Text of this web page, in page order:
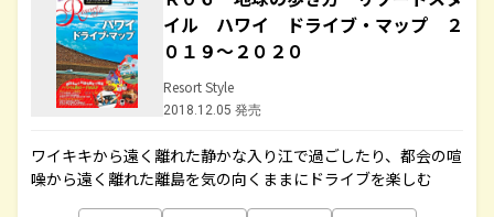
イル ハワイ ドライブ・マップ ２
０１９～２０２０
Resort Style
2018.12.05 発売
ワイキキから遠く離れた静かな入り江で過ごしたり、都会の喧
噪から遠く離れた離島を気の向くままにドライブを楽しむ